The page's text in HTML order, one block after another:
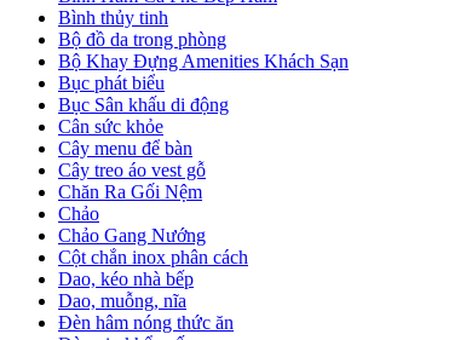
Bình thủy tinh
Bộ đồ da trong phòng
Bộ Khay Đựng Amenities Khách Sạn
Bục phát biểu
Bục Sân khấu di động
Cân sức khỏe
Cây menu để bàn
Cây treo áo vest gỗ
Chăn Ra Gối Nệm
Chảo
Chảo Gang Nướng
Cột chắn inox phân cách
Dao, kéo nhà bếp
Dao, muỗng, nĩa
Đèn hâm nóng thức ăn